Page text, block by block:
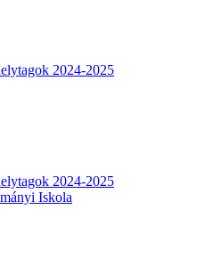
2024-2025
2024-2025
Iskola